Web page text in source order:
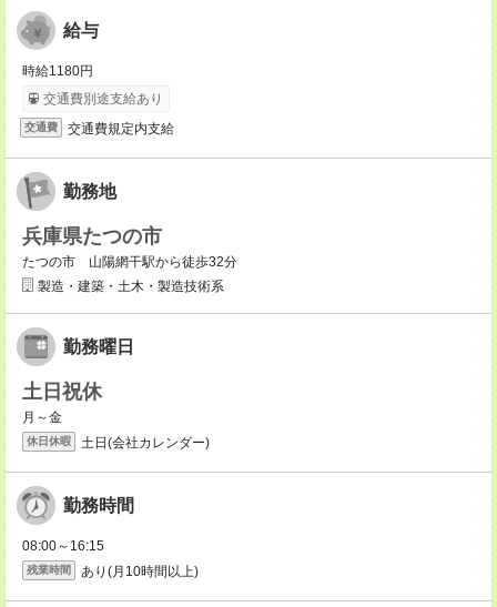
給与
時給1180円
交通費別途支給あり
交通費 交通費規定内支給
勤務地
兵庫県たつの市
たつの市 山陽網干駅から徒歩32分
製造・建築・土木・製造技術系
勤務曜日
土日祝休
月～金
休日休暇 土日(会社カレンダー)
勤務時間
08:00～16:15
残業時間 あり(月10時間以上)